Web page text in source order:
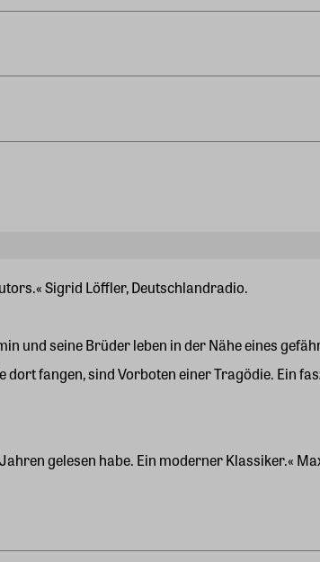
Sigrid Löffler, Deutschlandradio.
und seine Brüder leben in der Nähe eines
dort fangen, sind Vorboten einer Tragödie. Ein
gelesen habe. Ein moderner Klassiker.«